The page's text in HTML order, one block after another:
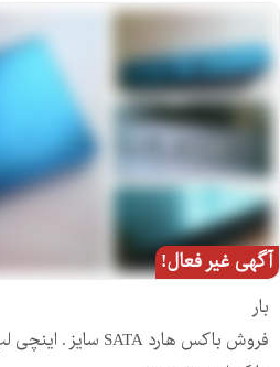
آگهی غیر فعال!
بار
فروش باکس هارد SATA سایز . اینچی لپ تاپی